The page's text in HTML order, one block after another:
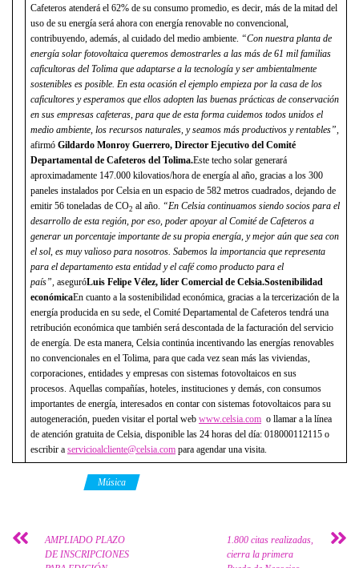
Cafeteros atenderá el 62% de su consumo promedio, es decir, más de la mitad del
uso de su energía será ahora con energía renovable no convencional,
contribuyendo, además, al cuidado del medio ambiente. “Con nuestra planta de
energía solar fotovoltaica queremos demostrarles a las más de 61 mil familias
caficultoras del Tolima que adaptarse a la tecnología y ser ambientalmente
sostenibles es posible. En esta ocasión el ejemplo empieza por la casa de los
caficultores y esperamos que ellos adopten las buenas prácticas de conservación
en sus empresas cafeteras, para que de esta forma cuidemos todos unidos el
medio ambiente, los recursos naturales, y seamos más productivos y rentables”,
afirmó Gildardo Monroy Guerrero, Director Ejecutivo del Comité
Departamental de Cafeteros del Tolima.Este techo solar generará
aproximadamente 147.000 kilovatios/hora de energía al año, gracias a los 300
paneles instalados por Celsia en un espacio de 582 metros cuadrados, dejando de
emitir 56 toneladas de CO2 al año. “En Celsia continuamos siendo socios para el
desarrollo de esta región, por eso, poder apoyar al Comité de Cafeteros a
generar un porcentaje importante de su propia energía, y mejor aún que sea con
el sol, es muy valioso para nosotros. Sabemos la importancia que representa
para el departamento esta entidad y el café como producto para el
país”, aseguróLuis Felipe Vélez, líder Comercial de Celsia.Sostenibilidad
económicaEn cuanto a la sostenibilidad económica, gracias a la tercerización de la
energía producida en su sede, el Comité Departamental de Cafeteros tendrá una
retribución económica que también será descontada de la facturación del servicio
de energía. De esta manera, Celsia continúa incentivando las energías renovables
no convencionales en el Tolima, para que cada vez sean más las viviendas,
corporaciones, entidades y empresas con sistemas fotovoltaicos en sus
procesos. Aquellas compañías, hoteles, instituciones y demás, con consumos
importantes de energía, interesados en contar con sistemas fotovoltaicos para su
autogeneración, pueden visitar el portal web www.celsia.com o llamar a la línea
de atención gratuita de Celsia, disponible las 24 horas del día: 018000112115 o
escribir a servicioalcliente@celsia.com para agendar una visita.
Música
AMPLIADO PLAZO
DE INSCRIPCIONES
1.800 citas realizadas,
cierra la primera